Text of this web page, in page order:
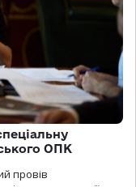
ОПК
провів